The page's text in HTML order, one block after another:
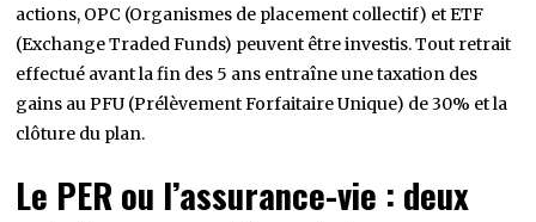
actions, OPC (Organismes de placement collectif) et ETF
(Exchange Traded Funds) peuvent être investis. Tout retrait
effectué avant la fin des 5 ans entraîne une taxation des
gains au PFU (Prélèvement Forfaitaire Unique) de 30% et la
clôture du plan.
Le PER ou l’assurance-vie : deux